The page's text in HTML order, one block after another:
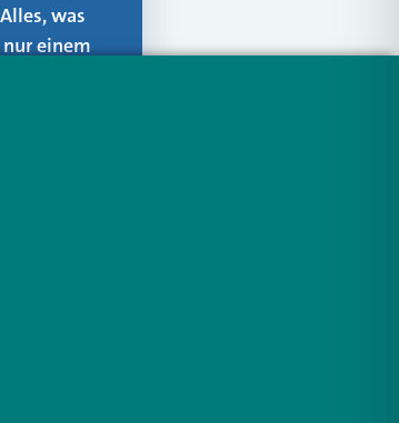
was
einem